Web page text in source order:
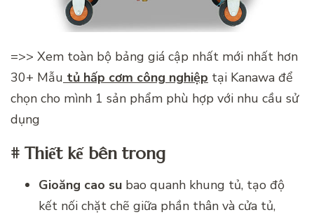
=>> Xem toàn bộ bảng giá cập nhất mới nhất hơn
30+ Mẫu tủ hấp cơm công nghiệp tại Kanawa để
chọn cho mình 1 sản phẩm phù hợp với nhu cầu sử
dụng
# Thiết kế bên trong
Gioăng cao su bao quanh khung tủ, tạo độ
kết nối chặt chẽ giữa phần thân và cửa tủ,